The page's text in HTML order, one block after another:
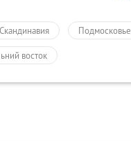
Подмосковье
восток